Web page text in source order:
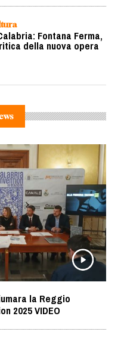
Fontana Ferma,
della nuova opera
la Reggio
2025 VIDEO